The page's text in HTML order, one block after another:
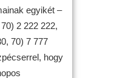
egyikét –
2 222 222,
70) 7 777
hogy